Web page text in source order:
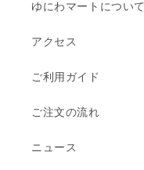
ゆにわマートについて
アクセス
ご利用ガイド
ご注文の流れ
ニュース